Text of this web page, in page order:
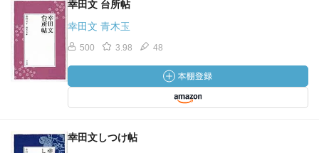
幸田文 台所帖
幸田文 青木玉
500 3.98 48
幸田文しつけ帖